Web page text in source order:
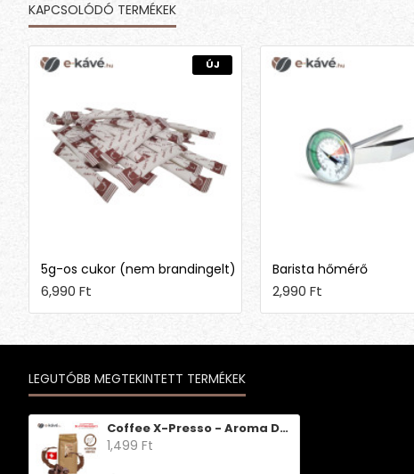
KAPCSOLÓDÓ TERMÉKEK
ÚJ
5g-os cukor (nem brandingelt)
6,990 Ft
Barista hőmérő
2,990 Ft
LEGUTÓBB MEGTEKINTETT TERMÉKEK
Coffee X-Presso - Aroma Decaff Svájci csoki
1,499 Ft